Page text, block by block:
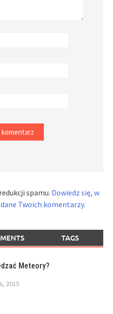
spamu. Dowiedz się, w
Twoich komentarzy.
TAGS
Meteory?
2015